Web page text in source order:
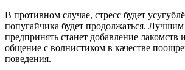
В противном случае, стресс будет
попугайчика будет продолжаться.
предпринять станет добавление лакомств
общение с волнистиком в качестве
поведения.